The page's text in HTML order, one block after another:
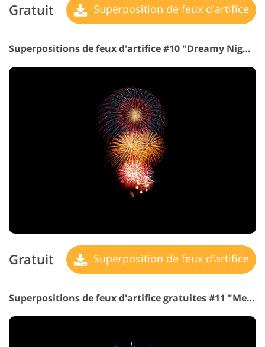
Gratuit Superposition de feux d'artifice
Superpositions de feux d'artifice #10 "Dreamy Night"
Gratuit Superposition de feux d'artifice
Superpositions de feux d'artifice gratuites #11 "Mesmerizing Splash"